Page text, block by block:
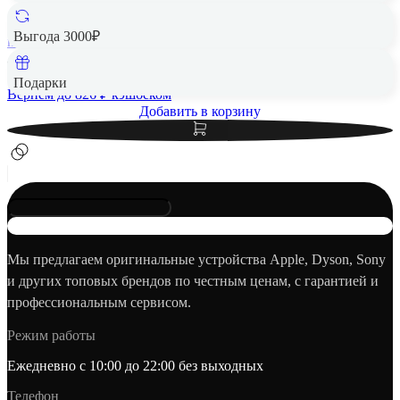
Выгода 3000₽
Подарки
256 Гб
nano SIM+eSIM
41 290 ₽
Вернем до 826 ₽ кэшбеком
Добавить в корзину
Мы предлагаем оригинальные устройства Apple, Dyson, Sony
и других топовых брендов по честным ценам, с гарантией и
профессиональным сервисом.
Режим работы
Ежедневно с 10:00 до 22:00 без выходных
Телефон